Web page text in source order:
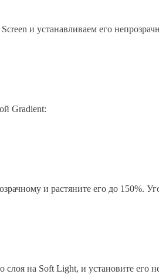
и устанавливаем его
Gradient:
и растяните его до 150%.
на Soft Light, и установите его